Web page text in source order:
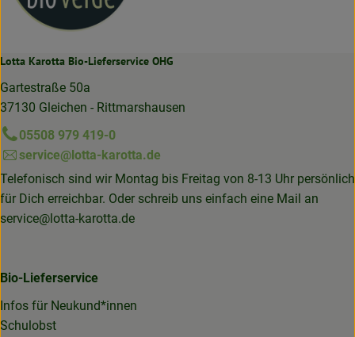
Lotta Karotta Bio-Lieferservice OHG
Gartestraße 50a
37130 Gleichen - Rittmarshausen
05508 979 419-0
service@lotta-karotta.de
Telefonisch sind wir Montag bis Freitag von 8-13 Uhr persönlich
für Dich erreichbar. Oder schreib uns einfach eine Mail an
service@lotta-karotta.de
Bio-Lieferservice
Infos für Neukund*innen
Schulobst